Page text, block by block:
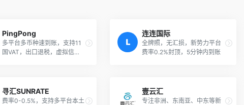
PingPong
多平台多币种速到账，支持11
国VAT，出口退税，虚拟信用
连连国际
全牌照，无汇损，新势力平台
费率0.2%封顶，5分钟内到账
寻汇SUNRATE
费率0-0.5%，支持多平台本土
壹云汇
专注非洲、东南亚、中东等新